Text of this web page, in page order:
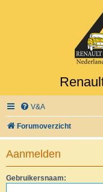
V&A
Forumoverzicht
Aanmelden
Gebruikersnaam: